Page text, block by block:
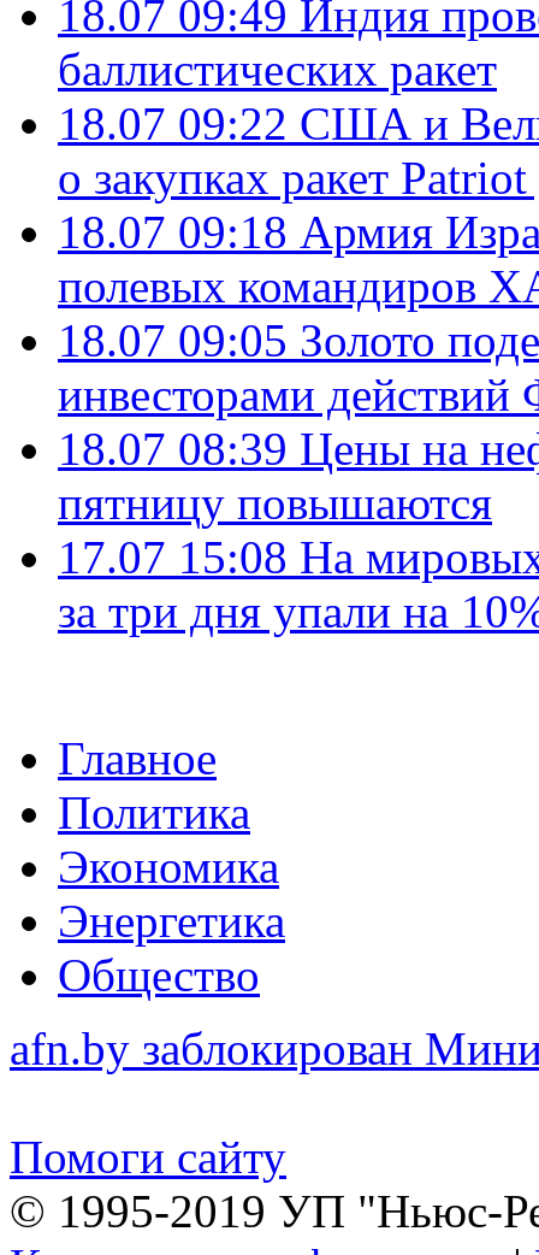
18.07 09:49 Индия
баллистических ракет
18.07 09:22 США и
о закупках ракет
18.07 09:18 Армия
полевых командиров
18.07 09:05 Золото
инвесторами
18.07 08:39 Цены на
пятницу повышаются
17.07 15:08 На
за три дня упали на
Главное
Политика
Экономика
Энергетика
Общество
afn.by заблокирован
Помоги сайту
© 1995-2019 УП "Ньюс-